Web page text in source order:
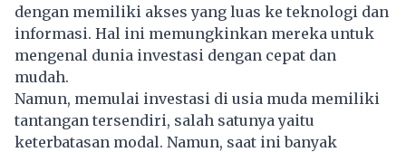
dengan memiliki akses yang luas ke teknologi dan
informasi. Hal ini memungkinkan mereka untuk
mengenal dunia investasi dengan cepat dan
mudah.
Namun, memulai investasi di usia muda memiliki
tantangan tersendiri, salah satunya yaitu
keterbatasan modal. Namun, saat ini banyak